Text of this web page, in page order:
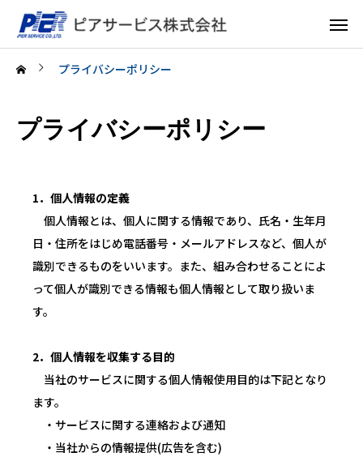
プライバシーポリシー
プライバシーポリシー
1．個人情報の定義
個人情報とは、個人に関する情報であり、氏名・生年月
日・住所をはじめ電話番号・メールアドレスなど、個人が
識別できるものをいいます。また、組み合わせることによ
って個人が識別できる情報も個人情報として取り扱いま
す。
2．個人情報を収集する目的
当社のサービスに関する個人情報使用目的は下記となり
ます。
・サービスに関する連絡および通知
・当社からの情報提供(広告を含む)